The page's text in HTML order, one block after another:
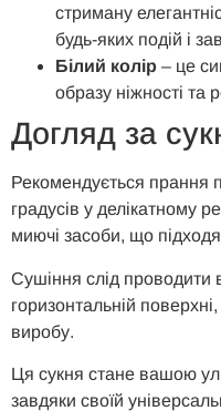
стриману
будь-яких подій і
Білий колір – це
образу ніжності та
Догляд за
Рекомендується прання
градусів у делікатному
миючі засоби, що
Сушіння слід проводити
горизонтальній
виробу.
Ця сукня стане вашою
завдяки своїй